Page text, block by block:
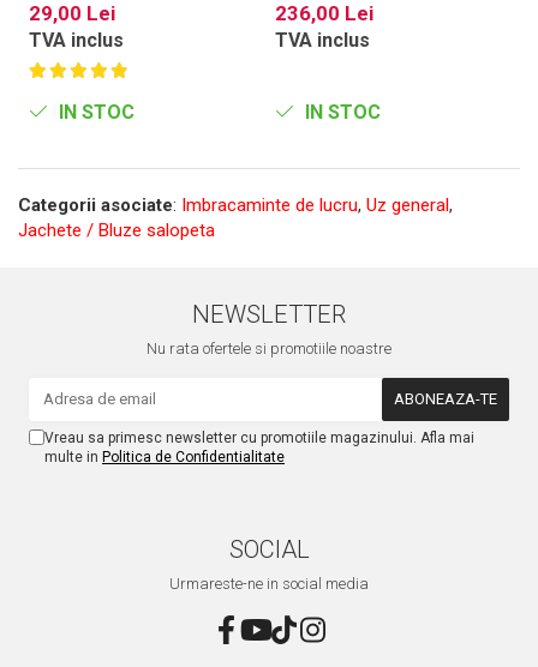
29,00 Lei
TVA inclus
IN STOC
236,00 Lei
TVA inclus
IN STOC
Categorii asociate: Imbracaminte de lucru, Uz general,
Jachete / Bluze salopeta
NEWSLETTER
Nu rata ofertele si promotiile noastre
Vreau sa primesc newsletter cu promotiile magazinului. Afla mai
multe in Politica de Confidentialitate
SOCIAL
Urmareste-ne in social media